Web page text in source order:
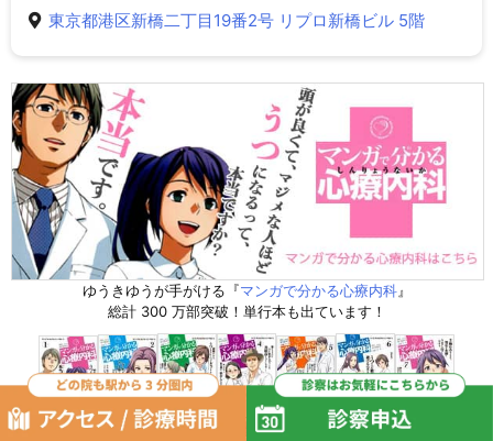
東京都港区新橋二丁目19番2号 リプロ新橋ビル 5階
ゆうきゆうが手がける『マンガで分かる心療内科』
総計 300 万部突破！単行本も出ています！